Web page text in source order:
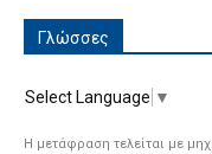
Γλώσσες
Select Language ▼
Η μετάφραση τελείται με